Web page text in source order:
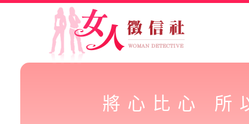
將心比心 所